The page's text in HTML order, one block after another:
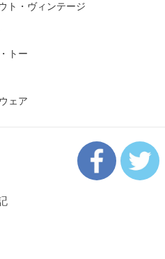
ト・ヴィンテージ
トー
ェア